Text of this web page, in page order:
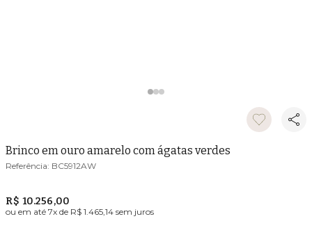
Brinco em ouro amarelo com ágatas verdes
BC5912AW
R$ 10.256,00
ou em até 7x de R$ 1.465,14 sem juros